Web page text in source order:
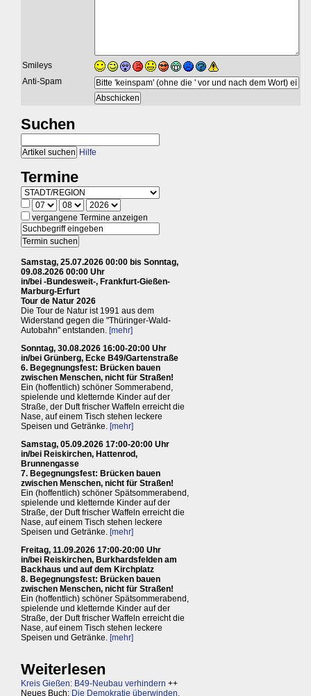
Smileys
Anti-Spam
Suchen
Hilfe
Termine
vergangene Termine anzeigen
Samstag, 25.07.2026 00:00 bis Sonntag,
09.08.2026 00:00 Uhr
in/bei -Bundesweit-, Frankfurt-Gießen-
Marburg-Erfurt
Tour de Natur 2026
Die Tour de Natur ist 1991 aus dem
Widerstand gegen die "Thüringer-Wald-
Autobahn" entstanden. [mehr]
Sonntag, 30.08.2026 16:00-20:00 Uhr
in/bei Grünberg, Ecke B49/Gartenstraße
6. Begegnungsfest: Brücken bauen
zwischen Menschen, nicht für Straßen!
Ein (hoffentlich) schöner Sommerabend,
spielende und kletternde Kinder auf der
Straße, der Duft frischer Waffeln erreicht die
Nase, auf einem Tisch stehen leckere
Speisen und Getränke. [mehr]
Samstag, 05.09.2026 17:00-20:00 Uhr
in/bei Reiskirchen, Hattenrod,
Brunnengasse
7. Begegnungsfest: Brücken bauen
zwischen Menschen, nicht für Straßen!
Ein (hoffentlich) schöner Spätsommerabend,
spielende und kletternde Kinder auf der
Straße, der Duft frischer Waffeln erreicht die
Nase, auf einem Tisch stehen leckere
Speisen und Getränke. [mehr]
Freitag, 11.09.2026 17:00-20:00 Uhr
in/bei Reiskirchen, Burkhardsfelden am
Backhaus und auf dem Kirchplatz
8. Begegnungsfest: Brücken bauen
zwischen Menschen, nicht für Straßen!
Ein (hoffentlich) schöner Spätsommerabend,
spielende und kletternde Kinder auf der
Straße, der Duft frischer Waffeln erreicht die
Nase, auf einem Tisch stehen leckere
Speisen und Getränke. [mehr]
Weiterlesen
Kreis Gießen: B49-Neubau verhindern ++
Neues Buch: Die Demokratie überwinden,